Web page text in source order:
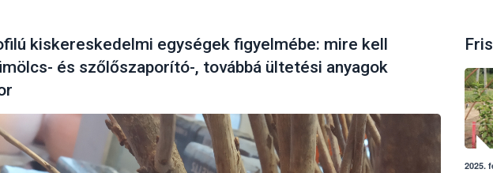
kiskereskedelmi egységek figyelmébe: mire kell
és szőlőszaporító-, továbbá ültetési anyagok
2025.